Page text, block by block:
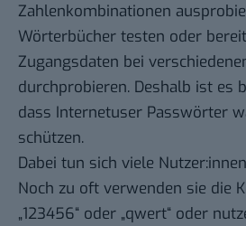
Zahlenkombinationen
Wörterbücher testen oder
Zugangsdaten bei
durchprobieren. Deshalb ist es
dass Internetuser Passwörter
schützen.
Dabei tun sich viele
Noch zu oft verwenden sie die
„123456“ oder „qwert“ oder